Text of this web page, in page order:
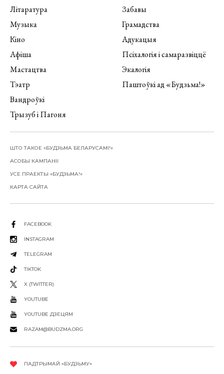
Літаратура
Музыка
Кіно
Афіша
Мастацтва
Тэатр
Вандроўкі
Трызуб і Пагоня
Забавы
Грамадства
Адукацыя
Псіхалогія і самаразвіццё
Экалогія
Паштоўкі ад «Будзьма!»
ШТО ТАКОЕ «БУДЗЬМА БЕЛАРУСАМІ!»
АСОБЫ КАМПАНІІ
УСЕ ПРАЕКТЫ «БУДЗЬМА!»
КАРТА САЙТА
FACEBOOK
INSTAGRAM
TELEGRAM
TIKTOK
X (TWITTER)
YOUTUBE
YOUTUBE ДЗЕЦЯМ
RAZAM@BUDZMA.ORG
ПАДТРЫМАЙ «БУДЗЬМУ»